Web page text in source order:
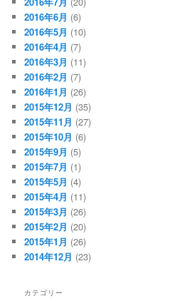
2016年6月 (6)
2016年5月 (10)
2016年4月 (7)
2016年3月 (11)
2016年2月 (7)
2016年1月 (26)
2015年12月 (35)
2015年11月 (27)
2015年10月 (6)
2015年9月 (5)
2015年7月 (1)
2015年5月 (4)
2015年4月 (11)
2015年3月 (26)
2015年2月 (20)
2015年1月 (26)
2014年12月 (23)
カテゴリー